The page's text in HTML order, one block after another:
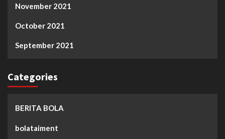
November 2021
October 2021
September 2021
Categories
BERITA BOLA
bolataiment